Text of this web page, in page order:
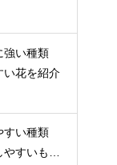
強い種類
い花を紹介
すい種類
やすいもの